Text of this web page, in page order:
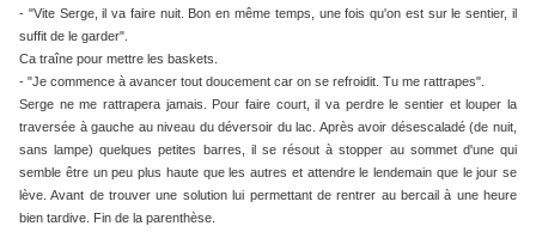
- "Vite Serge, il va faire nuit. Bon en même temps, une fois qu'on est sur le sentier, il
suffit de le garder".
Ca traîne pour mettre les baskets.
- "Je commence à avancer tout doucement car on se refroidit. Tu me rattrapes".
Serge ne me rattrapera jamais. Pour faire court, il va perdre le sentier et louper la
traversée à gauche au niveau du déversoir du lac. Après avoir désescaladé (de nuit,
sans lampe) quelques petites barres, il se résout à stopper au sommet d'une qui
semble être un peu plus haute que les autres et attendre le lendemain que le jour se
lève. Avant de trouver une solution lui permettant de rentrer au bercail à une heure
bien tardive. Fin de la parenthèse.